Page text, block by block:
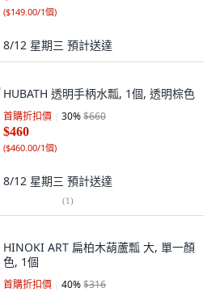
($149.00/1個)
8/12 星期三 預計送達
HUBATH 透明手柄水瓢, 1個, 透明棕色
首購折扣價 30%$660
$460
($460.00/1個)
8/12 星期三 預計送達
(1)
HINOKI ART 扁柏木葫蘆瓢 大, 單一顏
色, 1個
首購折扣價 40%$316